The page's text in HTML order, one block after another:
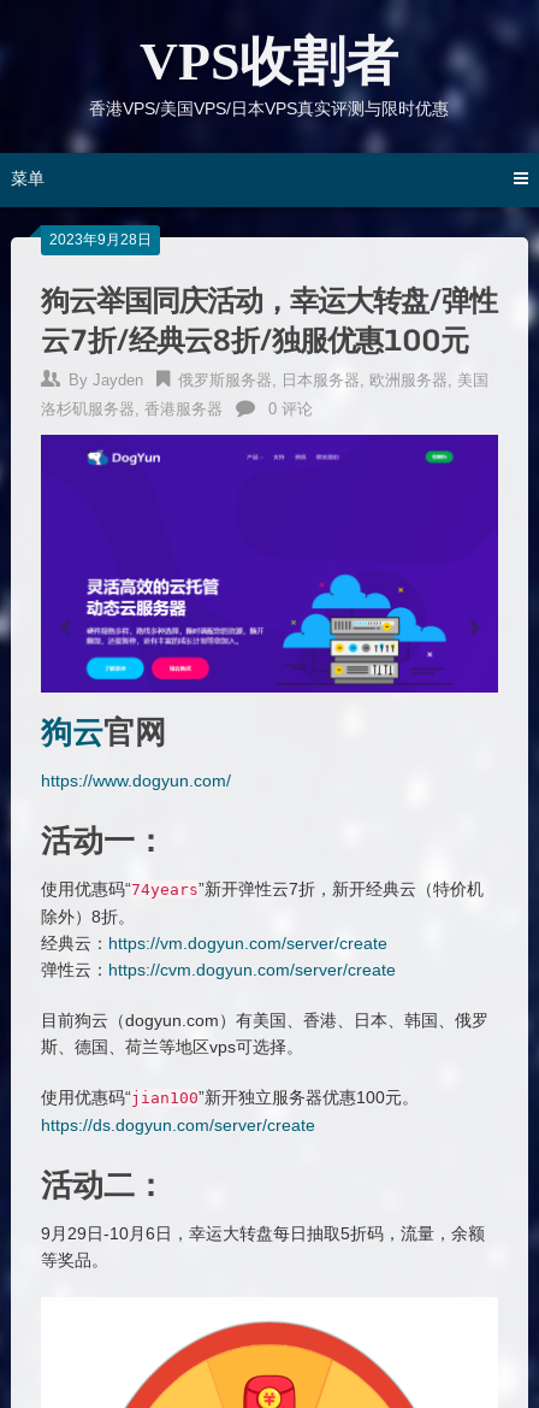
VPS收割者
香港VPS/美国VPS/日本VPS真实评测与限时优惠
菜单
2023年9月28日
狗云举国同庆活动，幸运大转盘/弹性
云7折/经典云8折/独服优惠100元
By Jayden 俄罗斯服务器, 日本服务器, 欧洲服务器, 美国
洛杉矶服务器, 香港服务器 0 评论
狗云官网
https://www.dogyun.com/
活动一：
使用优惠码“74years”新开弹性云7折，新开经典云（特价机
除外）8折。
经典云： https://vm.dogyun.com/server/create
弹性云： https://cvm.dogyun.com/server/create
目前狗云（dogyun.com）有美国、香港、日本、韩国、俄罗
斯、德国、荷兰等地区vps可选择。
使用优惠码“jian100”新开独立服务器优惠100元。
https://ds.dogyun.com/server/create
活动二：
9月29日-10月6日，幸运大转盘每日抽取5折码，流量，余额
等奖品。